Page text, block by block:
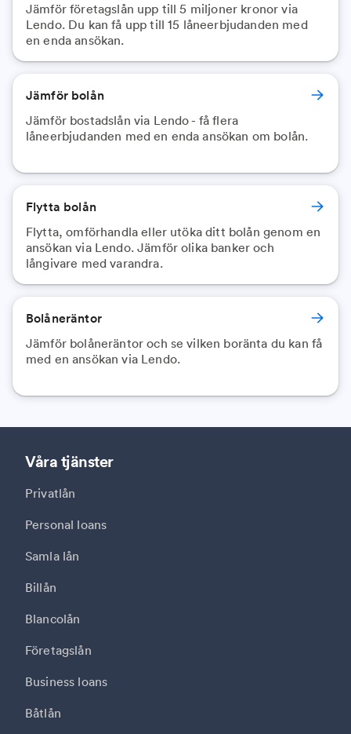
Jämför företagslån upp till 5 miljoner kronor via
Lendo. Du kan få upp till 15 låneerbjudanden med
en enda ansökan.
Jämför bolån
Jämför bostadslån via Lendo - få flera
låneerbjudanden med en enda ansökan om bolån.
Flytta bolån
Flytta, omförhandla eller utöka ditt bolån genom en
ansökan via Lendo. Jämför olika banker och
långivare med varandra.
Bolåneräntor
Jämför bolåneräntor och se vilken boränta du kan få
med en ansökan via Lendo.
Våra tjänster
Privatlån
Personal loans
Samla lån
Billån
Blancolån
Företagslån
Business loans
Båtlån